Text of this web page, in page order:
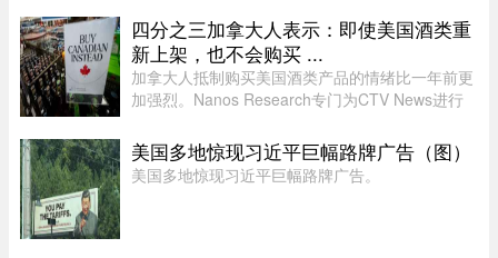
四分之三加拿大人表示：即使美国酒类重
新上架，也不会购买 ...
加拿大人抵制购买美国酒类产品的情绪比一年前更
加强烈。Nanos Research专门为CTV News进行
大人表示，即使美国酒类重新摆上货架，他们也不
太可能购买。 ...
美国多地惊现习近平巨幅路牌广告（图）
美国多地惊现习近平巨幅路牌广告。